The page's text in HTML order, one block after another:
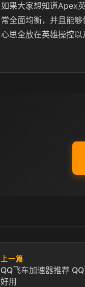
如果大家想知道Apex
常全面均衡，并且能
心思全放在英雄操控以
上一篇
QQ飞车加速器推荐
好用